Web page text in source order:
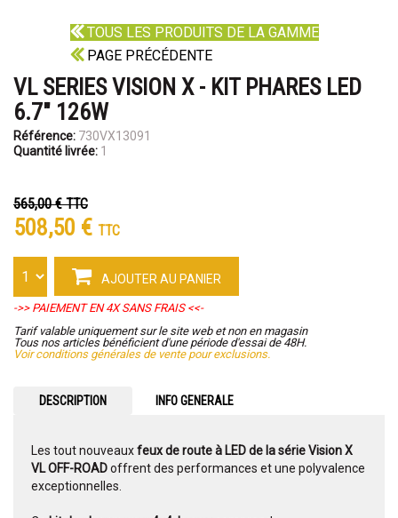
TOUS LES PRODUITS DE LA GAMME
PAGE PRÉCÉDENTE
VL SERIES VISION X - KIT PHARES LED
6.7" 126W
Référence: 730VX13091
Quantité livrée: 1
565,00 €TTC
508,50 € TTC
AJOUTER AU PANIER
->> PAIEMENT EN 4X SANS FRAIS <<-
Tarif valable uniquement sur le site web et non en magasin
Tous nos articles bénéficient d'une période d'essai de 48H.
Voir conditions générales de vente pour exclusions.
DESCRIPTION INFO GENERALE
Les tout nouveauxfeux de route à LED de la série Vision X
VL OFF-ROADoffrent des performances et une polyvalence
exceptionnelles.